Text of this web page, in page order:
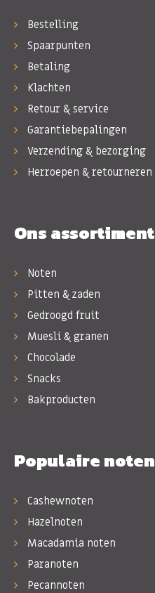
Bestelling
Spaarpunten
Betaling
Klachten
Retour & service
Garantiebepalingen
Verzending & bezorging
Herroepen & retourneren
Ons assortiment
Noten
Pitten & zaden
Gedroogd fruit
Muesli & granen
Chocolade
Snacks
Bakproducten
Populaire noten
Cashewnoten
Hazelnoten
Macadamia noten
Paranoten
Pecannoten